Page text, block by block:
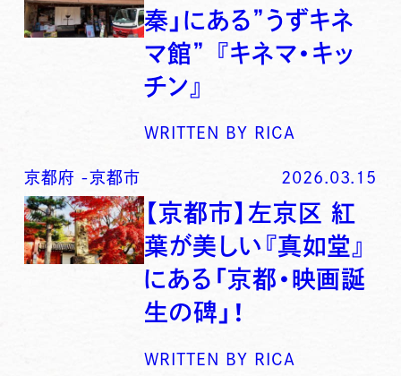
秦」にある”うずキネ
マ館” 『キネマ・キッ
チン』
WRITTEN BY RICA
京都府 -京都市 2026.03.15
【京都市】左京区 紅
葉が美しい『真如堂』
にある「京都・映画誕
生の碑」！
WRITTEN BY RICA